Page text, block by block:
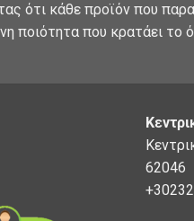
ότι κάθε προϊόν που
ποιότητα που κρατάει το
62046